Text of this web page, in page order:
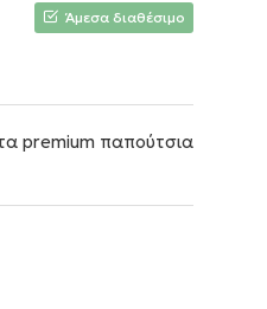
Άμεσα διαθέσιμο
premium παπούτσια